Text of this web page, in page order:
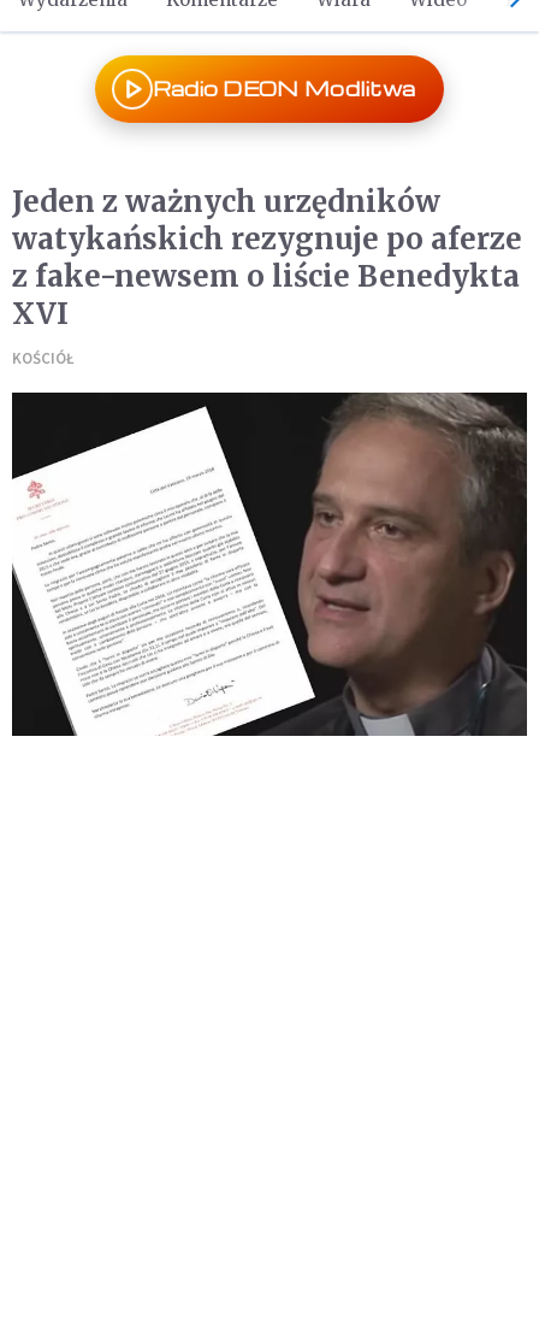
Radio DEON Modlitwa
Jeden z ważnych urzędników
watykańskich rezygnuje po aferze
z fake-newsem o liście Benedykta
XVI
KOŚCIÓŁ